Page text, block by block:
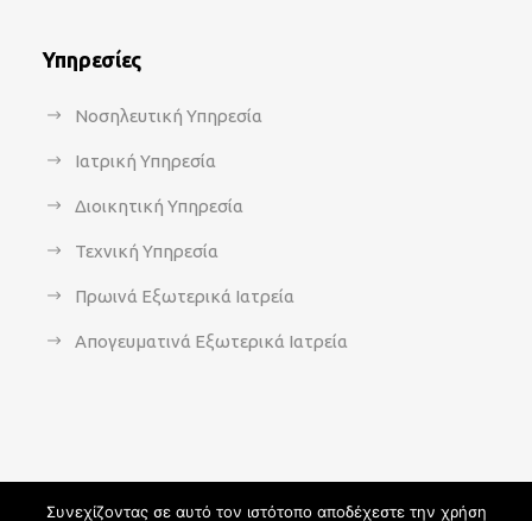
Υπηρεσίες
Νοσηλευτική Υπηρεσία
Ιατρική Υπηρεσία
Διοικητική Υπηρεσία
Τεχνική Υπηρεσία
Πρωινά Εξωτερικά Ιατρεία
Απογευματινά Εξωτερικά Ιατρεία
Συνεχίζοντας σε αυτό τον ιστότοπο αποδέχεστε την χρήση